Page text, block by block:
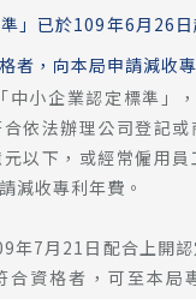
準」已於109年6月26
者，向本局申請減收
中小企業認定標準」
依法辦理公司登記
以下，或經常僱用
減收專利年費。
年7月21日配合上開
合資格者，可至本局